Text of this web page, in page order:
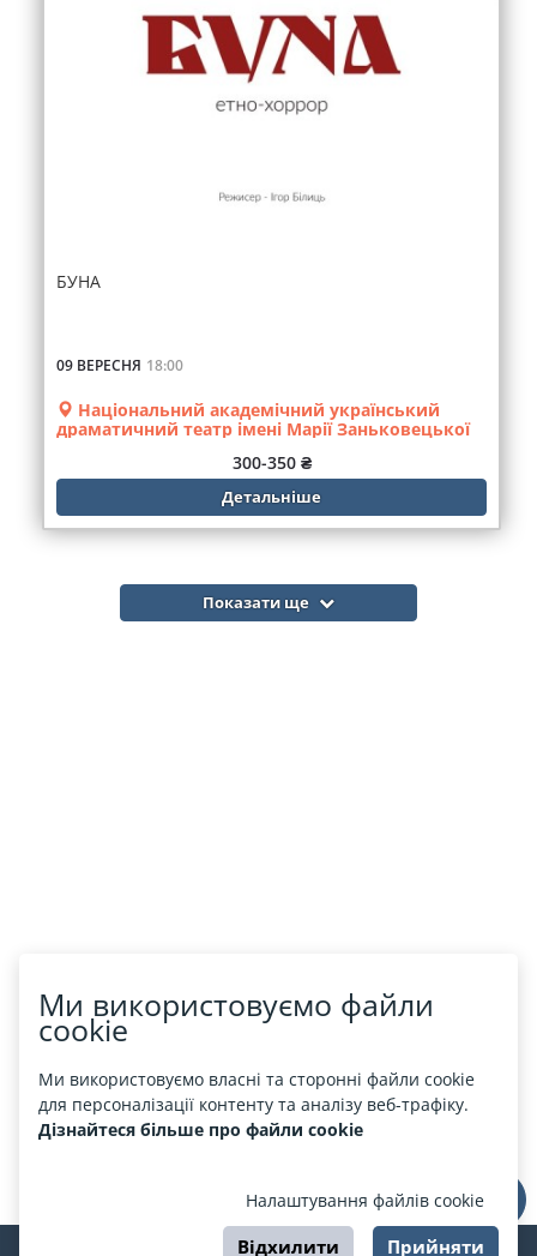
Ми використовуємо файли
cookie
Ми використовуємо власні та сторонні файли cookie
для персоналізації контенту та аналізу веб-трафіку.
Дізнайтеся більше про файли cookie
Налаштування файлів cookie
Відхилити Прийняти
БУНА
09 ВЕРЕСНЯ 18:00
Національний академічний український
драматичний театр імені Марії Заньковецької
300-350 ₴
Детальніше
Показати ще